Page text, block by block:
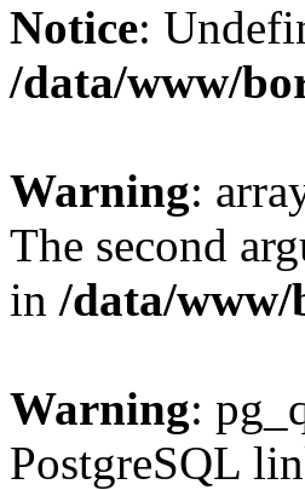
Notice:
/data/www/
Warning:
The second
in /data/
Warning:
PostgreSQL